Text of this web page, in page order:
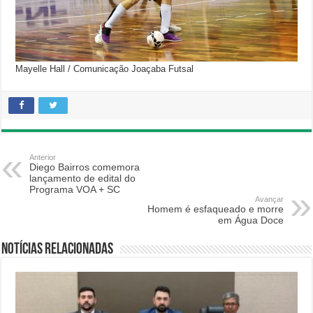
Mayelle Hall / Comunicação Joaçaba Futsal
Anterior
Diego Bairros comemora
lançamento de edital do
Programa VOA + SC
Avançar
Homem é esfaqueado e morre
em Água Doce
Notícias relacionadas